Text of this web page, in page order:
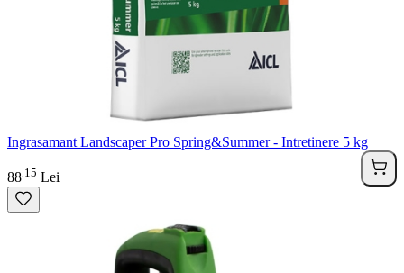
Ingrasamant Landscaper Pro Spring&Summer - Intretinere 5 kg
88 15 Lei